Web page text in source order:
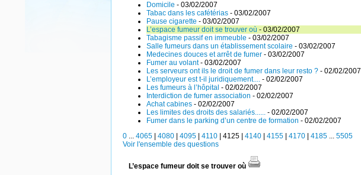
Domicile - 03/02/2007
Tabac dans les cafétérias - 03/02/2007
Pause cigarette - 03/02/2007
L’espace fumeur doit se trouver où - 03/02/2007
Tabagisme passif en immeuble - 03/02/2007
Salle fumeurs dans un établissement scolaire - 03/02/2007
Medecines douces et arrêt de fumer - 03/02/2007
Fumer au volant- 03/02/2007
Les serveurs ont ils le droit de fumer dans leur resto ? - 02/02/2007
L’employeur est t-il juridiquement.... - 02/02/2007
Les fumeurs à l’hôpital - 02/02/2007
Interdiction de fumer association - 02/02/2007
Achat cabines - 02/02/2007
Les limites des droits des salariés...... - 02/02/2007
Fumer dans le parking d’un centre de formation - 02/02/2007
0 ... 4065 4080 4095 4110 4125 4140 4155 4170 4185 ... 5505
Voir l'ensemble des questions
L’espace fumeur doit se trouver où